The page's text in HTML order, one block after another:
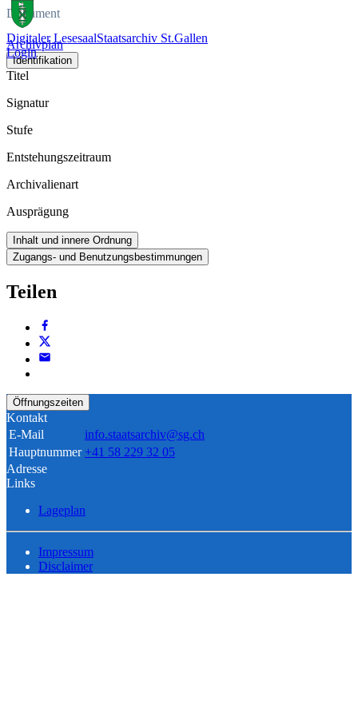
Digitaler LesesaalStaatsarchiv St.Gallen
Login
Dokument
Archivplan
Identifikation
Titel
Signatur
Stufe
Entstehungszeitraum
Archivalienart
Ausprägung
Inhalt und innere Ordnung
Zugangs- und Benutzungsbestimmungen
Teilen
Öffnungszeiten
Kontakt
E-Mail
info.staatsarchiv@sg.ch
Hauptnummer +41 58 229 32 05
Adresse
Links
Lageplan
Impressum
Disclaimer